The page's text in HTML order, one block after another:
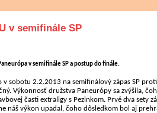
v semifinále SP
v semifinále SP a postup do finále.
v sobotu 2.2.2013 na semifinálový zápas SP proti
Výkonnosť družstva Paneurópy sa zvýšila,
časti extraligy s Pezinkom. Prvé dva sety
náš výkon upadal, čoho dôsledkom bol aj